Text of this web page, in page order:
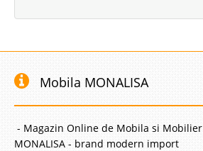
Mobila MONALISA
- Magazin Online de Mobila si Mobilier
MONALISA - brand modern import